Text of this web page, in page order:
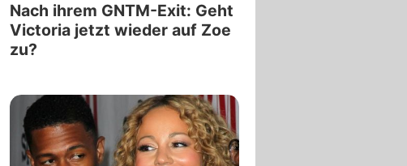
Nach ihrem GNTM-Exit: Geht
Victoria jetzt wieder auf Zoe
zu?